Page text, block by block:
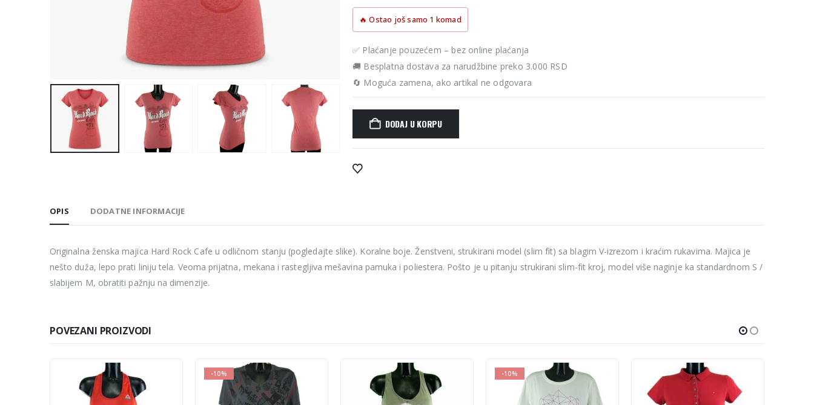
🔥 Ostao još samo 1 komad
✅ Plaćanje pouzećem – bez online plaćanja
🚚 Besplatna dostava za narudžbine preko 3.000 RSD
🔄 Moguća zamena, ako artikal ne odgovara
DODAJ U KORPU
Alternative:
OPIS DODATNE INFORMACIJE
Originalna ženska majica Hard Rock Cafe u odličnom stanju (pogledajte slike). Koralne boje. Ženstveni, strukirani model (slim fit) sa blagim V-izrezom i kraćim rukavima. Majica je
nešto duža, lepo prati liniju tela. Veoma prijatna, mekana i rastegljiva mešavina pamuka i poliestera. Pošto je u pitanju strukirani slim-fit kroj, model više naginje ka standardnom S /
slabijem M, obratiti pažnju na dimenzije.
POVEZANI PROIZVODI
-10% -10%